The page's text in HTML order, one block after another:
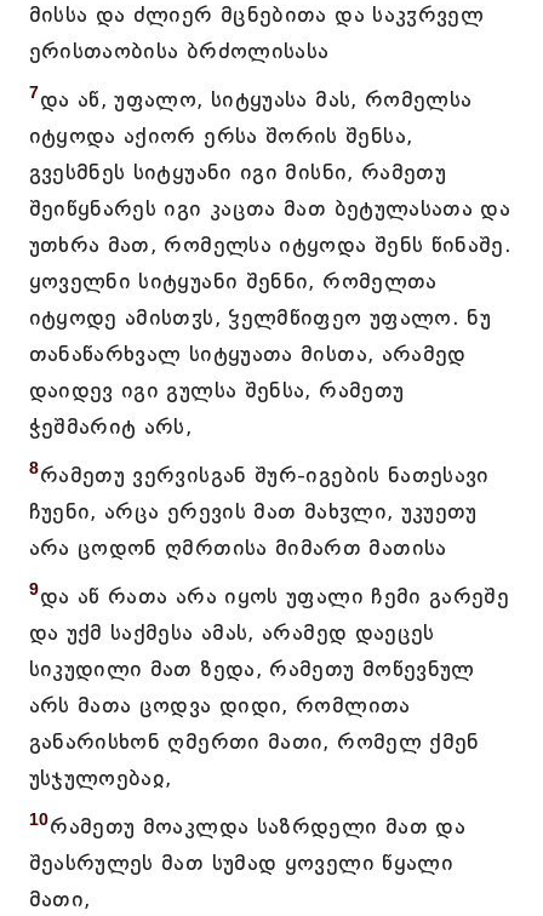
მისსა და ძლიერ მცნებითა და საკჳრველ
ერისთაობისა ბრძოლისასა
7და აწ, უფალო, სიტყუასა მას, რომელსა
იტყოდა აქიორ ერსა შორის შენსა,
გვესმნეს სიტყუანი იგი მისნი, რამეთუ
შეიწყნარეს იგი კაცთა მათ ბეტულასათა და
უთხრა მათ, რომელსა იტყოდა შენს წინაშე.
ყოველნი სიტყუანი შენნი, რომელთა
იტყოდე ამისთჳს, ჴელმწიფეო უფალო. ნუ
თანაწარხვალ სიტყუათა მისთა, არამედ
დაიდევ იგი გულსა შენსა, რამეთუ
ჭეშმარიტ არს,
8რამეთუ ვერვისგან შურ-იგების ნათესავი
ჩუენი, არცა ერევის მათ მახჳლი, უკუეთუ
არა ცოდონ ღმრთისა მიმართ მათისა
9და აწ რათა არა იყოს უფალი ჩემი გარეშე
და უქმ საქმესა ამას, არამედ დაეცეს
სიკუდილი მათ ზედა, რამეთუ მოწევნულ
არს მათა ცოდვა დიდი, რომლითა
განარისხონ ღმერთი მათი, რომელ ქმენ
უსჯულოებაჲ,
10რამეთუ მოაკლდა საზრდელი მათ და
შეასრულეს მათ სუმად ყოველი წყალი
მათი,